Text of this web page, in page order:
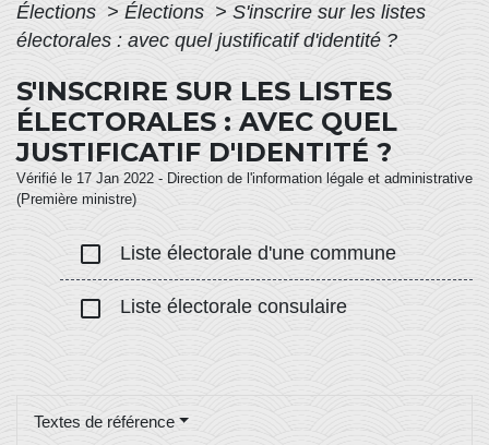
Élections > Élections > S'inscrire sur les listes
électorales : avec quel justificatif d'identité ?
S'INSCRIRE SUR LES LISTES
ÉLECTORALES : AVEC QUEL
JUSTIFICATIF D'IDENTITÉ ?
Vérifié le 17 Jan 2022 - Direction de l'information légale et administrative
(Première ministre)
check_box_outline_blank Liste électorale d'une commune
check_box_outline_blank Liste électorale consulaire
Textes de référence